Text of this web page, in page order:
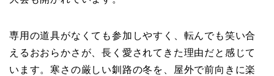
専用の道具がなくても参加しやすく、転んでも笑い合
えるおおらかさが、長く愛されてきた理由だと感じて
います。寒さの厳しい釧路の冬を、屋外で前向きに楽